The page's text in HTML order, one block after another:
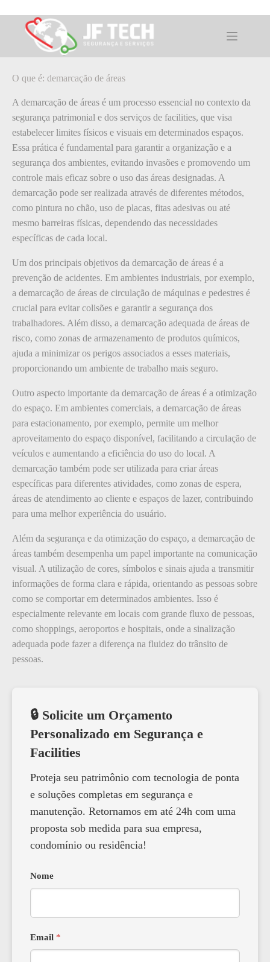
para
conteúdoO que é: demarcação de áreas
O que é: demarcação de áreas
A demarcação de áreas é um processo essencial no contexto da
segurança patrimonial e dos serviços de facilities, que visa
estabelecer limites físicos e visuais em determinados espaços.
Essa prática é fundamental para garantir a organização e a
segurança dos ambientes, evitando invasões e promovendo um
controle mais eficaz sobre o uso das áreas designadas. A
demarcação pode ser realizada através de diferentes métodos,
como pintura no chão, uso de placas, fitas adesivas ou até
mesmo barreiras físicas, dependendo das necessidades
específicas de cada local.
Um dos principais objetivos da demarcação de áreas é a
prevenção de acidentes. Em ambientes industriais, por exemplo,
a demarcação de áreas de circulação de máquinas e pedestres é
crucial para evitar colisões e garantir a segurança dos
trabalhadores. Além disso, a demarcação adequada de áreas de
risco, como zonas de armazenamento de produtos químicos,
ajuda a minimizar os perigos associados a esses materiais,
proporcionando um ambiente de trabalho mais seguro.
Outro aspecto importante da demarcação de áreas é a otimização
do espaço. Em ambientes comerciais, a demarcação de áreas
para estacionamento, por exemplo, permite um melhor
aproveitamento do espaço disponível, facilitando a circulação de
veículos e aumentando a eficiência do uso do local. A
demarcação também pode ser utilizada para criar áreas
específicas para diferentes atividades, como zonas de espera,
áreas de atendimento ao cliente e espaços de lazer, contribuindo
para uma melhor experiência do usuário.
Além da segurança e da otimização do espaço, a demarcação de
áreas também desempenha um papel importante na comunicação
visual. A utilização de cores, símbolos e sinais ajuda a transmitir
informações de forma clara e rápida, orientando as pessoas sobre
como se comportar em determinados ambientes. Isso é
especialmente relevante em locais com grande fluxo de pessoas,
como shoppings, aeroportos e hospitais, onde a sinalização
adequada pode fazer a diferença na fluidez do trânsito de
pessoas.
🔒 Solicite um Orçamento
Personalizado em Segurança e
Facilities
Proteja seu patrimônio com tecnologia de ponta
e soluções completas em segurança e
manutenção. Retornamos em até 24h com uma
proposta sob medida para sua empresa,
condomínio ou residência!
Nome
Email *